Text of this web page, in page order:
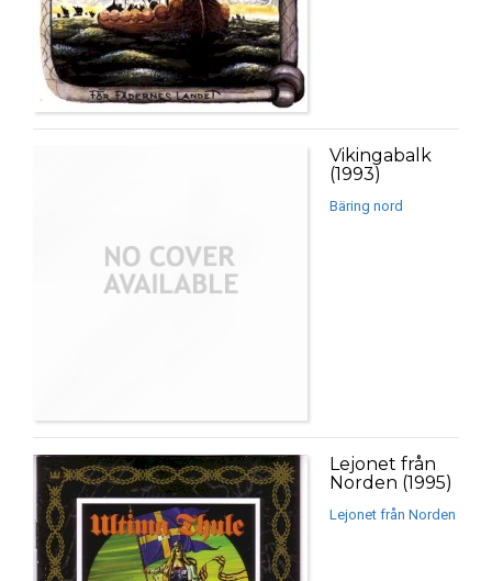
Vikingabalk
(1993)
Bäring nord
Lejonet från
Norden (1995)
Lejonet från Norden